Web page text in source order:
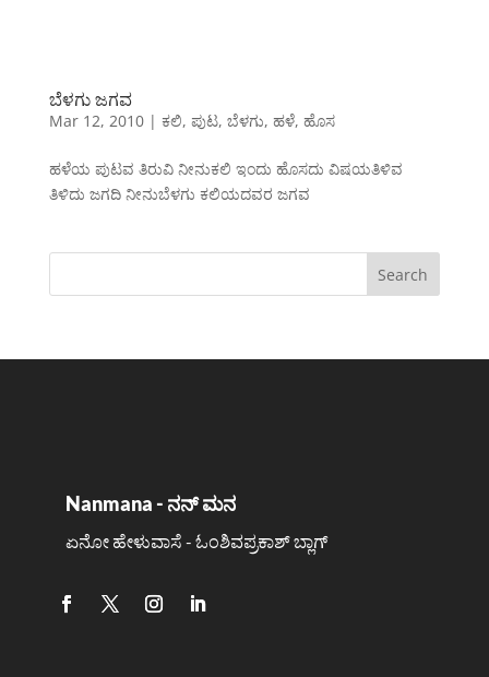
ಬೆಳಗು ಜಗವ
Mar 12, 2010| ಕಲಿ, ಪುಟ, ಬೆಳಗು, ಹಳೆ, ಹೊಸ
ಹಳೆಯ ಪುಟವ ತಿರುವಿ ನೀನುಕಲಿ ಇಂದು ಹೊಸದು ವಿಷಯತಿಳಿವ
ತಿಳಿದು ಜಗದಿ ನೀನುಬೆಳಗು ಕಲಿಯದವರ ಜಗವ
Nanmana - ನನ್ ಮನ
ಏನೋ ಹೇಳುವಾಸೆ - ಓಂಶಿವಪ್ರಕಾಶ್ ಬ್ಲಾಗ್